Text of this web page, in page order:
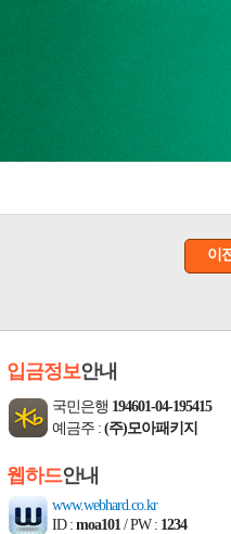
이
입금정보안내
국민은행 194601-04-195415
예금주 : (주)모아패키지
웹하드안내
www.webhard.co.kr
ID : moa101/ PW : 1234